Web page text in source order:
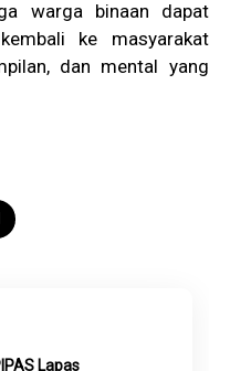
warga binaan dapat
ke masyarakat
dan mental yang
Lapas